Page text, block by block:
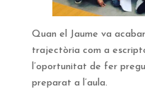
Quan el Jaume va
trajectòria com a
l’oportunitat de fer
preparat a l’aula.